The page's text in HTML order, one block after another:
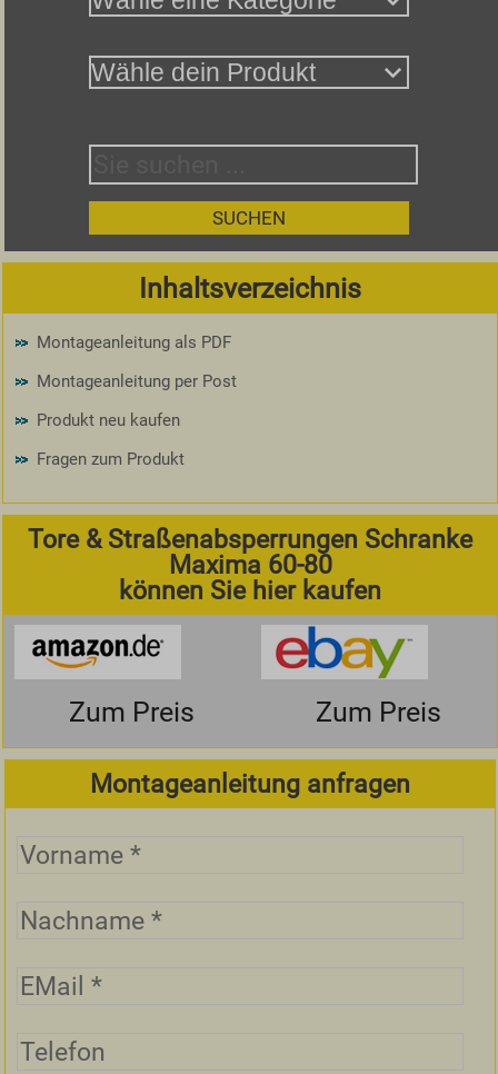
Inhaltsverzeichnis
Montageanleitung als PDF
Montageanleitung per Post
Produkt neu kaufen
Fragen zum Produkt
Tore & Straßenabsperrungen Schranke
Maxima 60-80
können Sie hier kaufen
Zum Preis Zum Preis
Montageanleitung anfragen